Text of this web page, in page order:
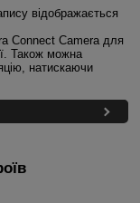
відображається
Connect Camera для
Також можна
натискаючи